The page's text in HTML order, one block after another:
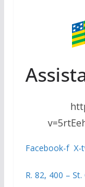
Facebook-f X-
R. 82, 400 –